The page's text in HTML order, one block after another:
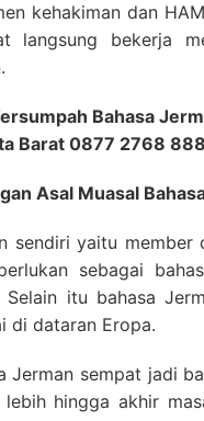
kehakiman dan
langsung bekerja
Bahasa
Barat 0877 2768
Asal Muasal
sendiri yaitu member
sebagai
Selain itu bahasa
di dataran Eropa.
Jerman sempat jadi
lebih hingga akhir